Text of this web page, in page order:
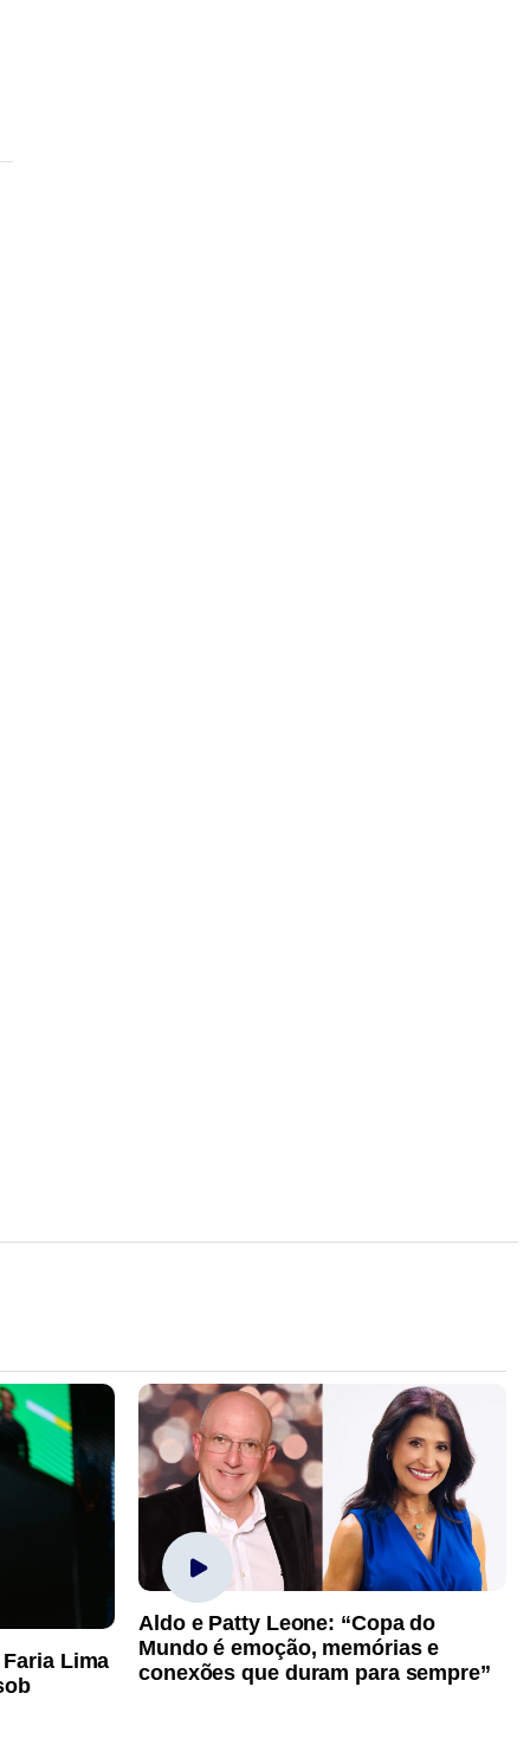
Lima
Aldo e Patty Leone: “Copa do
Mundo é emoção, memórias e
conexões que duram para sempre”